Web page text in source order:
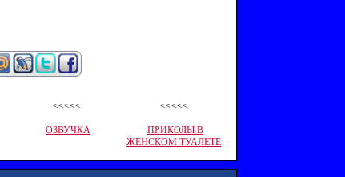
<<<<<
ОЗВУЧКА
<<<<<
ПРИКОЛЫ В
ЖЕНСКОМ ТУАЛЕТЕ